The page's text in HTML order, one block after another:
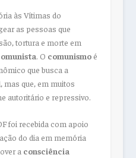
às Vítimas do
as pessoas que
tortura e morte em
. O comunismoé
que busca a
mas que, em muitos
autoritário e repressivo.
foi recebida com apoio
do dia em memória
a consciência